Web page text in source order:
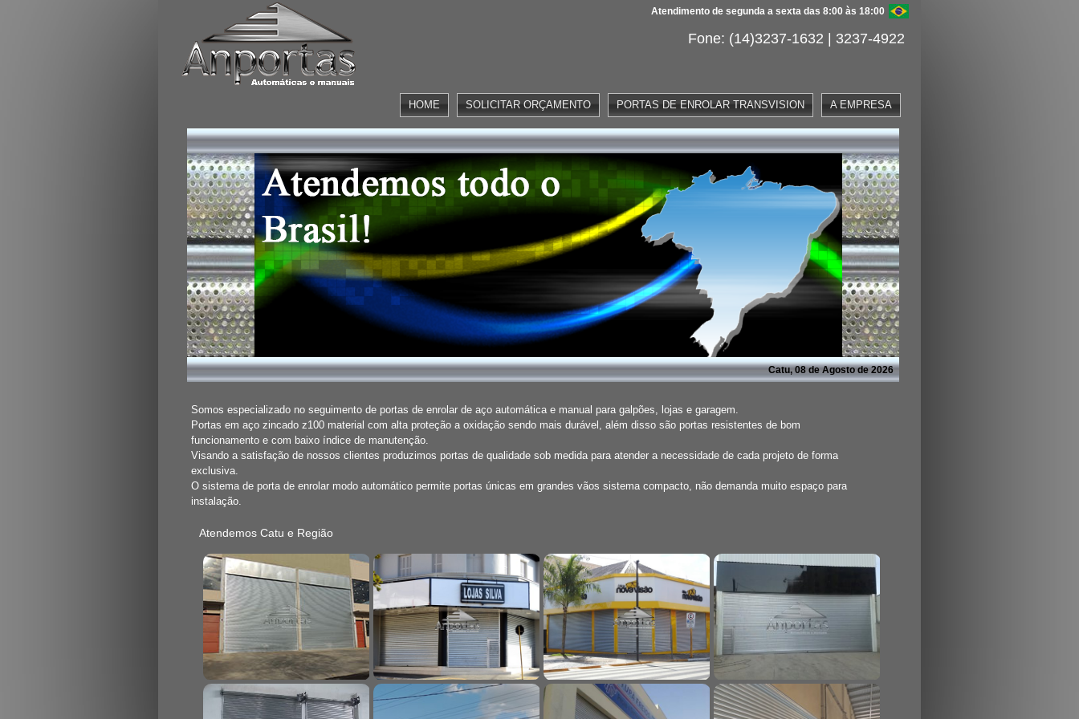
Atendimento de segunda a sexta das 8:00 às 18:00
Fone: (14)3237-1632 | 3237-4922
HOME SOLICITAR ORÇAMENTO PORTAS DE ENROLAR TRANSVISION A EMPRESA
Catu, 08 de Agosto de 2026
Somos especializado no seguimento de portas de enrolar de aço automática e manual para galpões, lojas e garagem.
Portas em aço zincado z100 material com alta proteção a oxidação sendo mais durável, além disso são portas resistentes de bom
funcionamento e com baixo índice de manutenção.
Visando a satisfação de nossos clientes produzimos portas de qualidade sob medida para atender a necessidade de cada projeto de forma
exclusiva.
O sistema de porta de enrolar modo automático permite portas únicas em grandes vãos sistema compacto, não demanda muito espaço para
instalação.
Atendemos Catu e Região